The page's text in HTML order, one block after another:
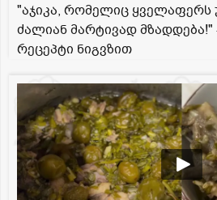
"აჯიკა, რომელიც ყველაფერს
ძალიან მარტივად მზადდება!"
რეცეპტი ნიგვზით